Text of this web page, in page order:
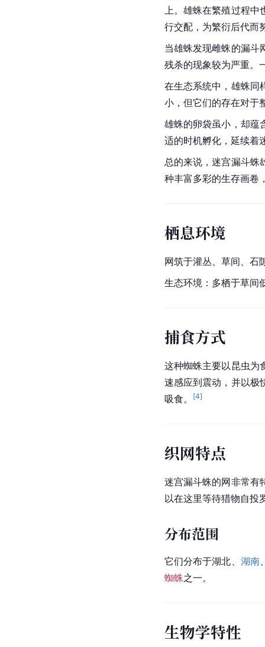
上。雄蛛在繁殖过程
行交配，为繁衍后代而
当雄蛛发现雌蛛的漏斗
残杀的现象较为严重。
在生态系统中，雄蛛同
小，但它们的存在对于
雄蛛的卵袋虽小，却蕴
适的时机孵化，延续着
总的来说，迷宫漏斗蛛
种丰富多彩的生存画卷
栖息环境
网筑于灌丛、草间、石
生态环境：多栖于草间
捕食方式
这种蜘蛛主要以昆虫为
速感应到震动，并以极
吸食。
[4]
织网特点
迷宫漏斗蛛的网非常有
以在这里等待猎物自投
分布范围
它们分布于湖北、 湖南
蜘蛛之一。
生物学特性